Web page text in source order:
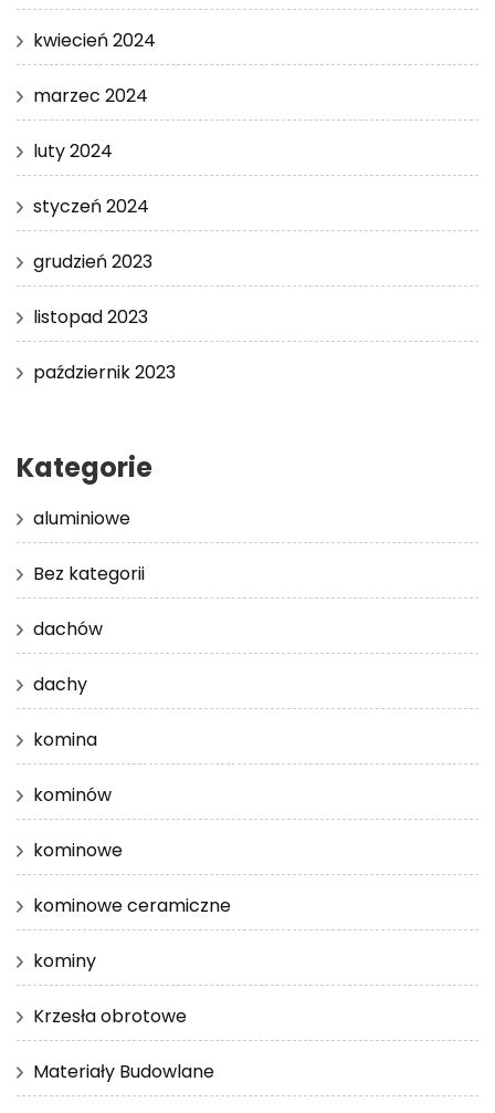
kwiecień 2024
marzec 2024
luty 2024
styczeń 2024
grudzień 2023
listopad 2023
październik 2023
Kategorie
aluminiowe
Bez kategorii
dachów
dachy
komina
kominów
kominowe
kominowe ceramiczne
kominy
Krzesła obrotowe
Materiały Budowlane